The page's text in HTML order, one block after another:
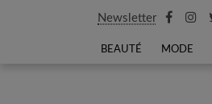
Newsletter
BEAUTÉ MODE